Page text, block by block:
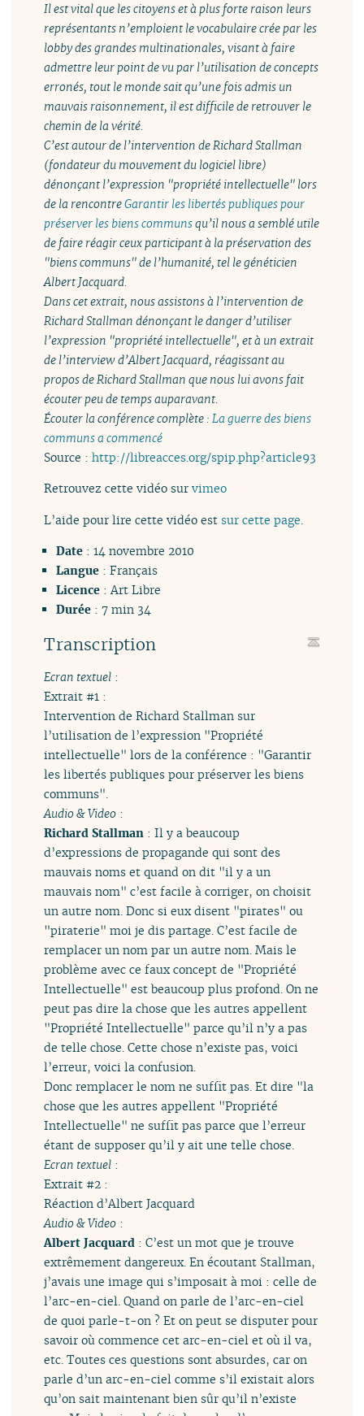
Il est vital que les citoyens et à plus forte raison leurs
représentants n’emploient le vocabulaire crée par les
lobby des grandes multinationales, visant à faire
admettre leur point de vu par l’utilisation de concepts
erronés, tout le monde sait qu’une fois admis un
mauvais raisonnement, il est difficile de retrouver le
chemin de la vérité.
C’est autour de l’intervention de Richard Stallman
(fondateur du mouvement du logiciel libre)
dénonçant l’expression "propriété intellectuelle" lors
de la rencontreGarantir les libertés publiques pour
préserver les biens communsqu’il nous a semblé utile
de faire réagir ceux participant à la préservation des
"biens communs" de l’humanité, tel le généticien
Albert Jacquard.
Dans cet extrait, nous assistons à l’intervention de
Richard Stallman dénonçant le danger d’utiliser
l’expression "propriété intellectuelle", et à un extrait
de l’interview d’Albert Jacquard, réagissant au
propos de Richard Stallman que nous lui avons fait
écouter peu de temps auparavant.
Écouter la conférence complète :La guerre des biens
communs a commencé
Source :http://libreacces.org/spip.php?article93
Retrouvez cette vidéo survimeo
L’aide pour lire cette vidéo estsur cette page.
Date: 14 novembre 2010
Langue: Français
Licence: Art Libre
Durée: 7 min 34
Transcription
Ecran textuel :
Extrait #1 :
Intervention de Richard Stallman sur
l’utilisation de l’expression "Propriété
intellectuelle" lors de la conférence : "Garantir
les libertés publiques pour préserver les biens
communs".
Audio & Video :
Richard Stallman : Il y a beaucoup
d’expressions de propagande qui sont des
mauvais noms et quand on dit "il y a un
mauvais nom" c’est facile à corriger, on choisit
un autre nom. Donc si eux disent "pirates" ou
"piraterie" moi je dis partage. C’est facile de
remplacer un nom par un autre nom. Mais le
problème avec ce faux concept de "Propriété
Intellectuelle" est beaucoup plus profond. On ne
peut pas dire la chose que les autres appellent
"Propriété Intellectuelle" parce qu’il n’y a pas
de telle chose. Cette chose n’existe pas, voici
l’erreur, voici la confusion.
Donc remplacer le nom ne suffit pas. Et dire "la
chose que les autres appellent "Propriété
Intellectuelle" ne suffit pas parce que l’erreur
étant de supposer qu’il y ait une telle chose.
Ecran textuel :
Extrait #2 :
Réaction d’Albert Jacquard
Audio & Video :
Albert Jacquard : C’est un mot que je trouve
extrêmement dangereux. En écoutant Stallman,
j’avais une image qui s’imposait à moi : celle de
l’arc-en-ciel. Quand on parle de l’arc-en-ciel
de quoi parle-t-on ? Et on peut se disputer pour
savoir où commence cet arc-en-ciel et où il va,
etc. Toutes ces questions sont absurdes, car on
parle d’un arc-en-ciel comme s’il existait alors
qu’on sait maintenant bien sûr qu’il n’existe